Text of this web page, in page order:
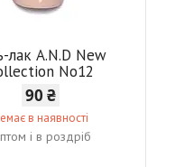
лак A.N.D New
No12
90 ₴
в наявності
і в роздріб